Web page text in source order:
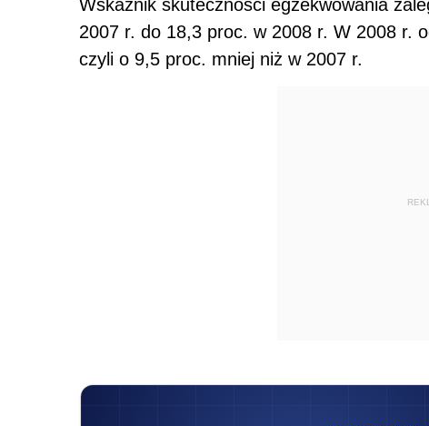
Wskaźnik skuteczności egzekwowania
2007 r. do 18,3 proc. w 2008 r. W 2008 r.
czyli o 9,5 proc. mniej niż w 2007 r.